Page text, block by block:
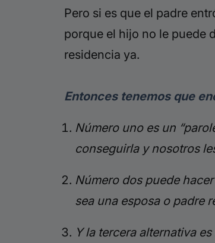
Pero si es que el padre
porque el hijo no le puede
residencia ya.
Entonces tenemos que
Número uno es un
conseguirla y nosotros
Número dos puede
sea una esposa o padre
Y la tercera alternativa